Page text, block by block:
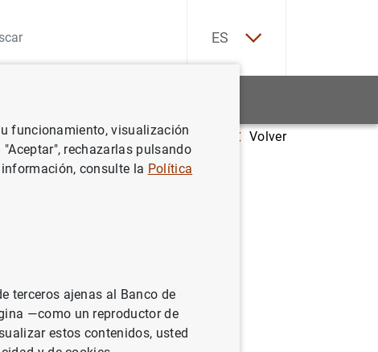
ES
2002 sobre el papel internacional del euro Volver
del
funcionamiento, visualización
rechazarlas pulsando
consulte la Política
terceros ajenas al Banco de
—como un reproductor de
estos contenidos, usted